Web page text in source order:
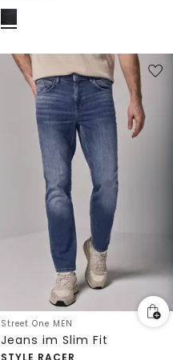
Street One MEN
Jeans im Slim Fit
STYLE RACER